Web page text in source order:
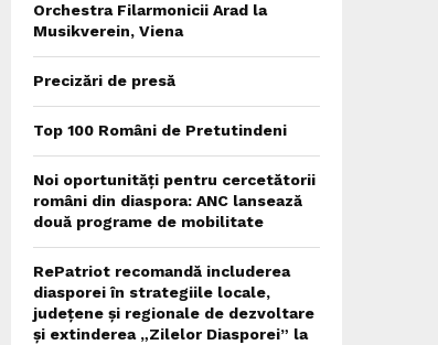
Orchestra Filarmonicii Arad la
Musikverein, Viena
Precizări de presă
Top 100 Români de Pretutindeni
Noi oportunități pentru cercetătorii
români din diaspora: ANC lansează
două programe de mobilitate
RePatriot recomandă includerea
diasporei în strategiile locale,
județene și regionale de dezvoltare
și extinderea „Zilelor Diasporei” la